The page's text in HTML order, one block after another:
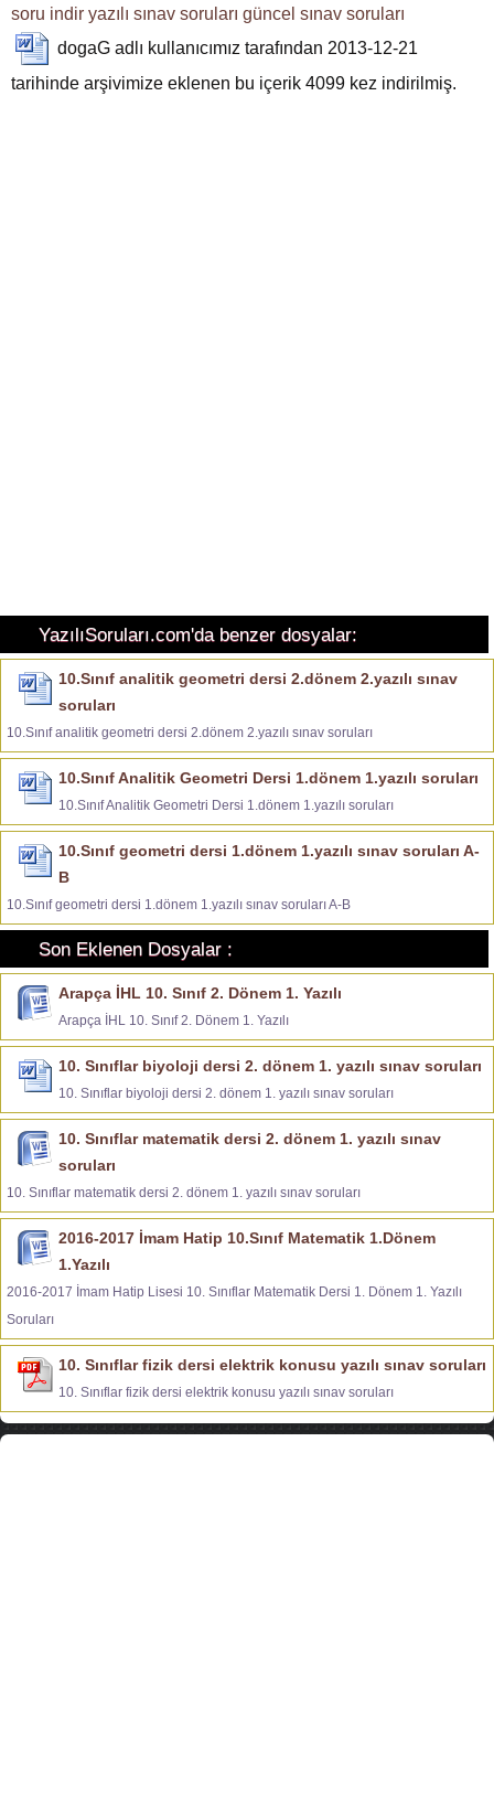
soru indir yazılı sınav soruları güncel sınav soruları
dogaG adlı kullanıcımız tarafından 2013-12-21
tarihinde arşivimize eklenen bu içerik 4099 kez indirilmiş.
YazılıSoruları.com'da benzer dosyalar:
10.Sınıf analitik geometri dersi 2.dönem 2.yazılı sınav
soruları
10.Sınıf analitik geometri dersi 2.dönem 2.yazılı sınav soruları
10.Sınıf Analitik Geometri Dersi 1.dönem 1.yazılı soruları
10.Sınıf Analitik Geometri Dersi 1.dönem 1.yazılı soruları
10.Sınıf geometri dersi 1.dönem 1.yazılı sınav soruları A-
B
10.Sınıf geometri dersi 1.dönem 1.yazılı sınav soruları A-B
Son Eklenen Dosyalar :
Arapça İHL 10. Sınıf 2. Dönem 1. Yazılı
Arapça İHL 10. Sınıf 2. Dönem 1. Yazılı
10. Sınıflar biyoloji dersi 2. dönem 1. yazılı sınav soruları
10. Sınıflar biyoloji dersi 2. dönem 1. yazılı sınav soruları
10. Sınıflar matematik dersi 2. dönem 1. yazılı sınav
soruları
10. Sınıflar matematik dersi 2. dönem 1. yazılı sınav soruları
2016-2017 İmam Hatip 10.Sınıf Matematik 1.Dönem
1.Yazılı
2016-2017 İmam Hatip Lisesi 10. Sınıflar Matematik Dersi 1. Dönem 1. Yazılı
Soruları
10. Sınıflar fizik dersi elektrik konusu yazılı sınav soruları
10. Sınıflar fizik dersi elektrik konusu yazılı sınav soruları